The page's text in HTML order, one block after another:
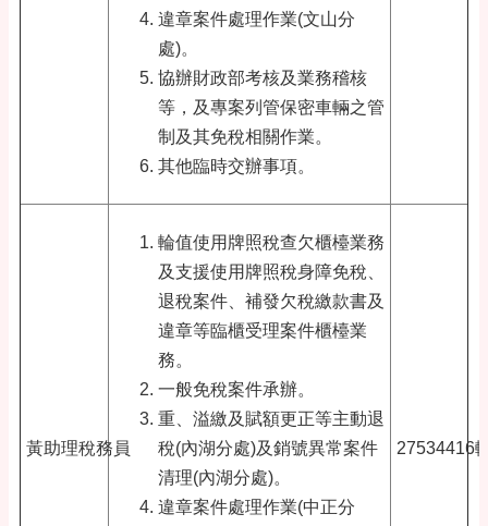
違章案件處理作業(文山分
處)。
協辦財政部考核及業務稽核
等，及專案列管保密車輛之管
制及其免稅相關作業。
其他臨時交辦事項。
黃助理稅務員
輪值使用牌照稅查欠櫃檯業務
及支援使用牌照稅身障免稅、
退稅案件、補發欠稅繳款書及
違章等臨櫃受理案件櫃檯業
務。
一般免稅案件承辦。
重、溢繳及賦額更正等主動退
稅(內湖分處)及銷號異常案件
清理(內湖分處)。
違章案件處理作業(中正分
27534416